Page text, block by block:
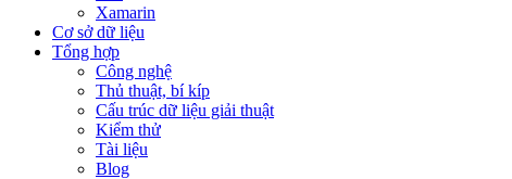
Xamarin
Cơ sở dữ liệu
Tổng hợp
Công nghệ
Thủ thuật, bí kíp
Cấu trúc dữ liệu giải thuật
Kiểm thử
Tài liệu
Blog